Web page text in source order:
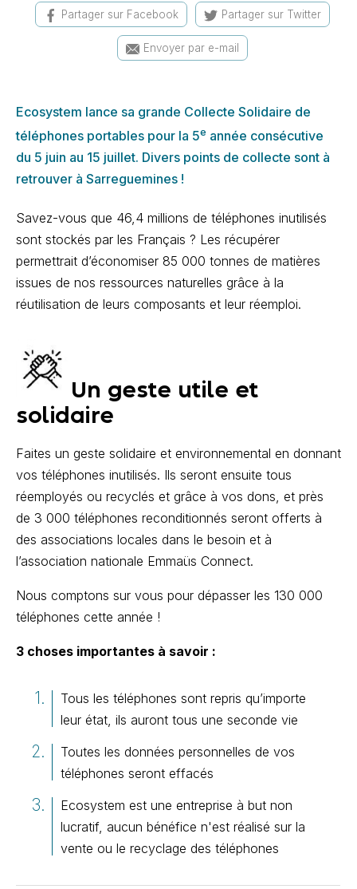
Partager sur Facebook Partager sur Twitter
Envoyer par e-mail
Ecosystem lance sa grande Collecte Solidaire de
téléphones portables pour la 5e année consécutive
du 5 juin au 15 juillet. Divers points de collecte sont à
retrouver à Sarreguemines !
Savez-vous que 46,4 millions de téléphones inutilisés
sont stockés par les Français ? Les récupérer
permettrait d’économiser 85 000 tonnes de matières
issues de nos ressources naturelles grâce à la
réutilisation de leurs composants et leur réemploi.
Un geste utile et
solidaire
Faites un geste solidaire et environnemental en donnant
vos téléphones inutilisés. Ils seront ensuite tous
réemployés ou recyclés et grâce à vos dons, et près
de 3 000 téléphones reconditionnés seront offerts à
des associations locales dans le besoin et à
l’association nationale Emmaüs Connect.
Nous comptons sur vous pour dépasser les 130 000
téléphones cette année !
3 choses importantes à savoir :
Tous les téléphones sont repris qu’importe
leur état, ils auront tous une seconde vie
Toutes les données personnelles de vos
téléphones seront effacés
Ecosystem est une entreprise à but non
lucratif, aucun bénéfice n'est réalisé sur la
vente ou le recyclage des téléphones